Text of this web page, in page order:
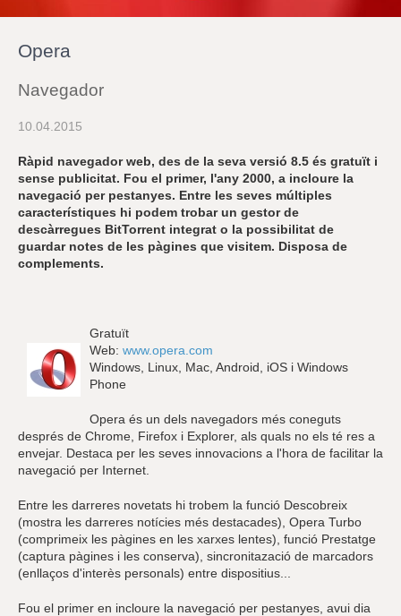
a
Opera
Navegador
10.04.2015
Ràpid navegador web, des de la seva versió 8.5 és gratuït i
sense publicitat. Fou el primer, l'any 2000, a incloure la
navegació per pestanyes. Entre les seves múltiples
característiques hi podem trobar un gestor de
descàrregues BitTorrent integrat o la possibilitat de
guardar notes de les pàgines que visitem. Disposa de
complements.
Gratuït
Web: www.opera.com
Windows, Linux, Mac, Android, iOS i Windows
Phone
Opera és un dels navegadors més coneguts
després de Chrome, Firefox i Explorer, als quals no els té res a
envejar. Destaca per les seves innovacions a l'hora de facilitar la
navegació per Internet.
Entre les darreres novetats hi trobem la funció Descobreix
(mostra les darreres notícies més destacades), Opera Turbo
(comprimeix les pàgines en les xarxes lentes), funció Prestatge
(captura pàgines i les conserva), sincronitazació de marcadors
(enllaços d'interès personals) entre dispositius...
Fou el primer en incloure la navegació per pestanyes, avui dia